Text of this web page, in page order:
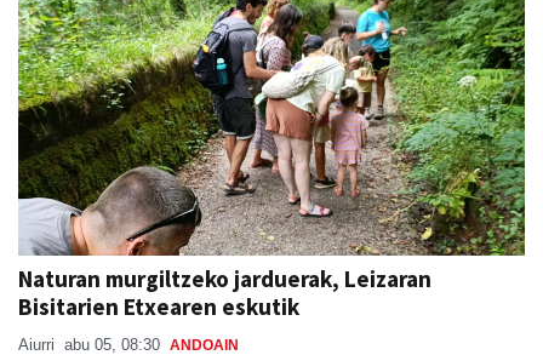
Naturan murgiltzeko jarduerak, Leizaran
Bisitarien Etxearen eskutik
Aiurri abu 05, 08:30 ANDOAIN